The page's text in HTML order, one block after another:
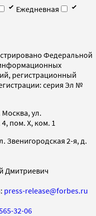
Ежедневная
Федеральной
регистрационный
серия Эл №
Москва, ул.
пом. X, ком. 1
Звенигородская 2-я, д.
Дмитриевич
press-release@forbes.ru
32-06